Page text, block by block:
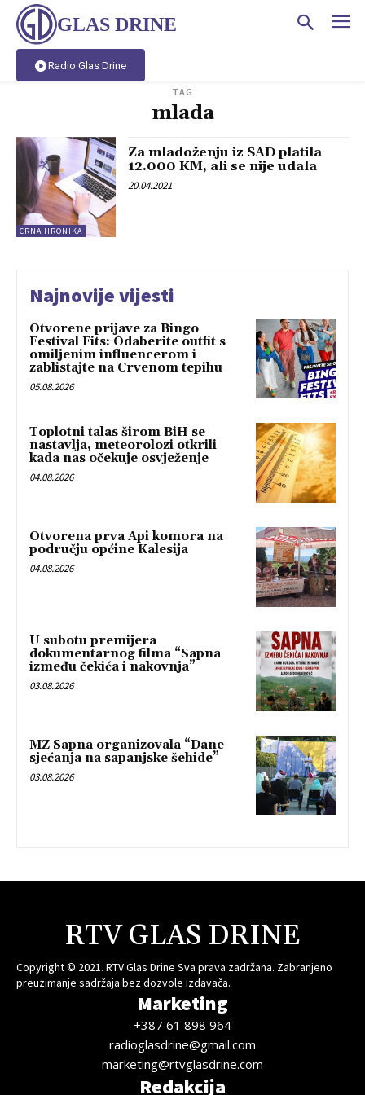
GLAS DRINE
Radio Glas Drine
TAG
mlada
CRNA HRONIKA
Za mladoženju iz SAD platila
12.000 KM, ali se nije udala
20.04.2021
Najnovije vijesti
Otvorene prijave za Bingo
Festival Fits: Odaberite outfit s
omiljenim influencerom i
zablistajte na Crvenom tepihu
05.08.2026
Toplotni talas širom BiH se
nastavlja, meteorolozi otkrili
kada nas očekuje osvježenje
04.08.2026
Otvorena prva Api komora na
području općine Kalesija
04.08.2026
U subotu premijera
dokumentarnog filma “Sapna
između čekića i nakovnja”
03.08.2026
MZ Sapna organizovala “Dane
sjećanja na sapanjske šehide”
03.08.2026
RTV GLAS DRINE
Copyright © 2021. RTV Glas Drine Sva prava zadržana. Zabranjeno
preuzimanje sadržaja bez dozvole izdavača.
Marketing
+387 61 898 964
radioglasdrine@gmail.com
marketing@rtvglasdrine.com
Redakcija